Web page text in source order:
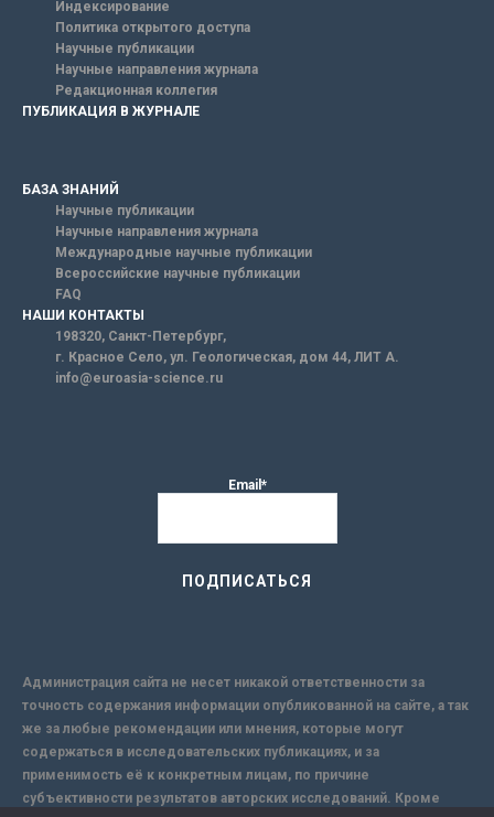
Индексирование
Политика открытого доступа
Научные публикации
Научные направления журнала
Редакционная коллегия
ПУБЛИКАЦИЯ В ЖУРНАЛЕ
БАЗА ЗНАНИЙ
Научные публикации
Научные направления журнала
Международные научные публикации
Всероссийские научные публикации
FAQ
НАШИ КОНТАКТЫ
198320, Санкт-Петербург,
г. Красное Село, ул. Геологическая, дом 44, ЛИТ А.
info@euroasia-science.ru
Email*
Администрация сайта не несет никакой ответственности за
точность содержания информации опубликованной на сайте, а так
же за любые рекомендации или мнения, которые могут
содержаться в исследовательских публикациях, и за
применимость её к конкретным лицам, по причине
субъективности результатов авторских исследований. Кроме